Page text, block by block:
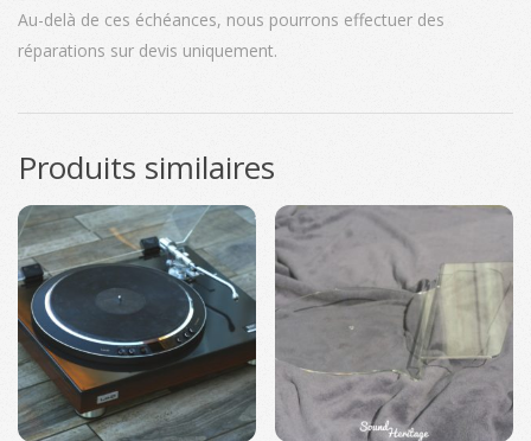
Au-delà de ces échéances, nous pourrons effectuer des
réparations sur devis uniquement.
Produits similaires